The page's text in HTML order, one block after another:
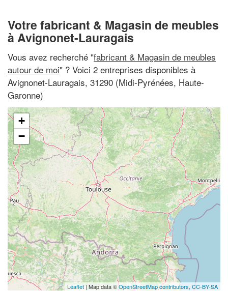
Votre fabricant & Magasin de meubles
à Avignonet-Lauragais
Vous avez recherché "fabricant & Magasin de meubles
autour de moi" ? Voici 2 entreprises disponibles à
Avignonet-Lauragais, 31290 (Midi-Pyrénées, Haute-
Garonne)
+
−
Leaflet | Map data ©OpenStreetMap contributors, CC-BY-SA